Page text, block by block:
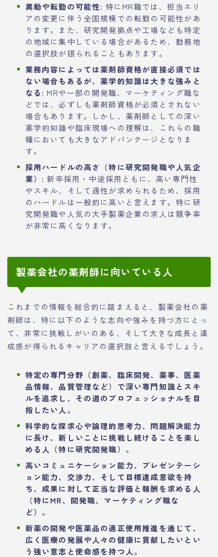
異動や転勤の可能性: 特にMR職では、担当エリ
アの変更に伴う全国規模での転勤の可能性があ
ります。また、研究開発拠点や工場なども特定
の地域に集中している場合があるため、勤務地
の選択肢が限られることもあります。
業務内容によっては薬剤師資格が直接必須では
ない場合もあるが、薬学的知識は大きな強みと
なる: MRや一部の開発職、マーケティング職な
どでは、必ずしも薬剤師資格が必須とされない
場合もあります。しかし、薬剤師としての深い
薬学的知識や臨床現場への理解は、これらの職
種においても大きなアドバンテージとなりま
す。
採用ハードルの高さ（特に研究開発職や人気企
業）: 新卒採用・中途採用ともに、高い専門性
やスキル、そして適性が求められるため、採用
のハードルは一般的に高いと言えます。特に研
究開発職や人気の大手製薬企業の求人は競争率
が非常に高くなります。
製薬会社の薬剤師に向いている人
これまでの情報を総合的に踏まえると、製薬会社の薬
剤師は、特に以下のような志向や強みを持つ方にとっ
て、非常に挑戦しがいのある、そして大きな成長と達
成感が得られるキャリアの選択肢と言えるでしょう。
特定の専門分野（創薬、臨床開発、薬事、医薬
品情報、品質管理など）で深い専門知識とスキ
ルを追求し、その道のプロフェッショナルを目
指したい人。
科学的な探求心や論理的思考力、問題解決能力
に長け、新しいことに挑戦し続けることを楽し
める人（特に研究開発職）。
高いコミュニケーション能力、プレゼンテーシ
ョン能力、交渉力、そして目標達成意欲を持
ち、成果に対して正当な評価と報酬を求める人
（特にMR、開発職、マーケティング職な
ど）。
新薬の開発や医薬品の適正使用推進を通じて、
広く医療の発展や人々の健康に貢献したいとい
う強い意志と使命感を持つ人。